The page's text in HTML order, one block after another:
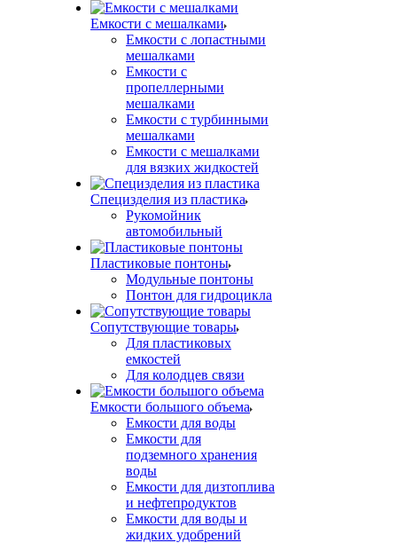
Емкости с мешалками
Емкости с лопастными
мешалками
Емкости с
пропеллерными
мешалками
Емкости с турбинными
мешалками
Емкости с мешалками
для вязких жидкостей
Специзделия из пластика
Рукомойник
автомобильный
Пластиковые понтоны
Модульные понтоны
Понтон для гидроцикла
Сопутствующие товары
Для пластиковых
емкостей
Для колодцев связи
Емкости большого объема
Емкости для воды
Емкости для
подземного хранения
воды
Емкости для дизтоплива
и нефтепродуктов
Емкости для воды и
жидких удобрений